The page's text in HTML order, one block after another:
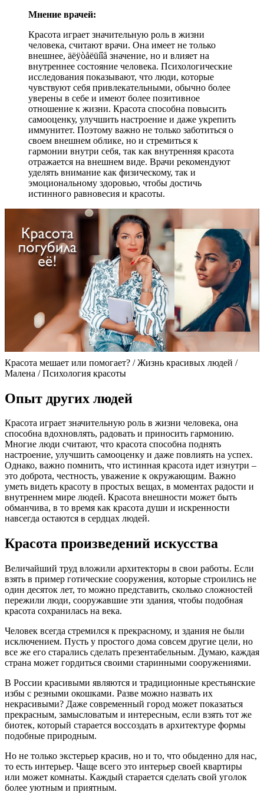
Мнение врачей:
Красота играет значительную роль в жизни
человека, считают врачи. Она имеет не только
внешнее, äëÿòåëüíîå значение, но и влияет на
внутреннее состояние человека. Психологические
исследования показывают, что люди, которые
чувствуют себя привлекательными, обычно более
уверены в себе и имеют более позитивное
отношение к жизни. Красота способна повысить
самооценку, улучшить настроение и даже укрепить
иммунитет. Поэтому важно не только заботиться о
своем внешнем облике, но и стремиться к
гармонии внутри себя, так как внутренняя красота
отражается на внешнем виде. Врачи рекомендуют
уделять внимание как физическому, так и
эмоциональному здоровью, чтобы достичь
истинного равновесия и красоты.
Красота мешает или помогает? / Жизнь красивых людей /
Малена / Психология красоты
Опыт других людей
Красота играет значительную роль в жизни человека, она
способна вдохновлять, радовать и приносить гармонию.
Многие люди считают, что красота способна поднять
настроение, улучшить самооценку и даже повлиять на успех.
Однако, важно помнить, что истинная красота идет изнутри –
это доброта, честность, уважение к окружающим. Важно
уметь видеть красоту в простых вещах, в моментах радости и
внутреннем мире людей. Красота внешности может быть
обманчива, в то время как красота души и искренности
навсегда остаются в сердцах людей.
Красота произведений искусства
Величайший труд вложили архитекторы в свои работы. Если
взять в пример готические сооружения, которые строились не
один десяток лет, то можно представить, сколько сложностей
пережили люди, сооружавшие эти здания, чтобы подобная
красота сохранилась на века.
Человек всегда стремился к прекрасному, и здания не были
исключением. Пусть у простого дома совсем другие цели, но
все же его старались сделать презентабельным. Думаю, каждая
страна может гордиться своими старинными сооружениями.
В России красивыми являются и традиционные крестьянские
избы с резными окошками. Разве можно назвать их
некрасивыми? Даже современный город может показаться
прекрасным, замысловатым и интересным, если взять тот же
биотек, который старается воссоздать в архитектуре формы
подобные природным.
Но не только экстерьер красив, но и то, что обыденно для нас,
то есть интерьер. Чаще всего это интерьер своей квартиры
или может комнаты. Каждый старается сделать свой уголок
более уютным и приятным.